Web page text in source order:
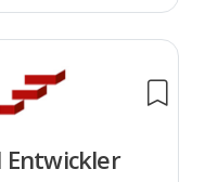
Entwickler